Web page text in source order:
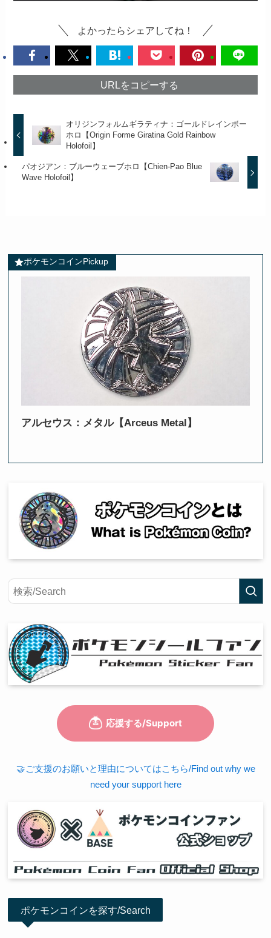
よかったらシェアしてね！
URLをコピーする
オリジンフォルムギラティナ：ゴールドレインボー
ホロ【Origin Forme Giratina Gold Rainbow
Holofoil】
パオジアン：ブルーウェーブホロ【Chien-Pao Blue
Wave Holofoil】
ポケモンコインPickup
アルセウス：メタル【Arceus Metal】
🤝ご支援のお願いと理由についてはこちら/Find out why we
need your support here
ポケモンコインを探す/Search